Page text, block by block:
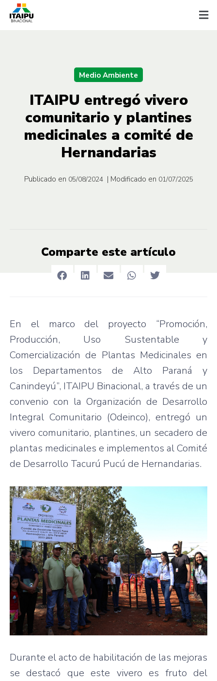
Medio Ambiente
ITAIPU entregó vivero
comunitario y plantines
medicinales a comité de
Hernandarias
Publicado en 05/08/2024 | Modificado en 01/07/2025
Comparte este artículo
En el marco del proyecto “Promoción,
Producción, Uso Sustentable y
Comercialización de Plantas Medicinales en
los Departamentos de Alto Paraná y
Canindeyú”, ITAIPU Binacional, a través de un
convenio con la Organización de Desarrollo
Integral Comunitario (Odeinco), entregó un
vivero comunitario, plantines, un secadero de
plantas medicinales e implementos al Comité
de Desarrollo Tacurú Pucú de Hernandarias.
Durante el acto de habilitación de las mejoras
se destacó que este vivero es fruto del